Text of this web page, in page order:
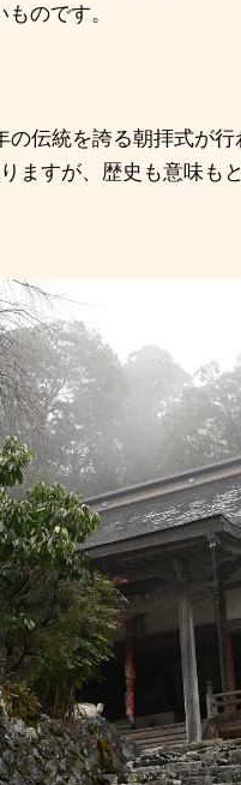
のです。
の伝統を誇る朝拝式が
ますが、歴史も意味も